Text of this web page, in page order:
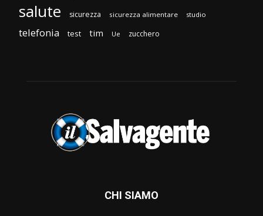
salute sicurezza sicurezza alimentare studio
telefonia test tim Ue zucchero
CHI SIAMO